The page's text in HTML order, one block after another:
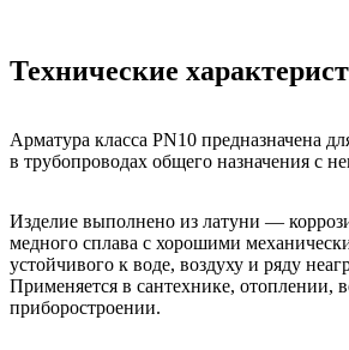
Технические
Арматура класса PN10 предназначена
в трубопроводах общего назначения с
Изделие выполнено из латуни —
медного сплава с хорошими
устойчивого к воде, воздуху и ряду
Применяется в сантехнике, отоплении,
приборостроении.